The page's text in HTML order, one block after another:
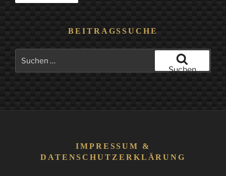
BEITRAGSSUCHE
nach:
Suchen
IMPRESSUM &
DATENSCHUTZERKLÄRUNG